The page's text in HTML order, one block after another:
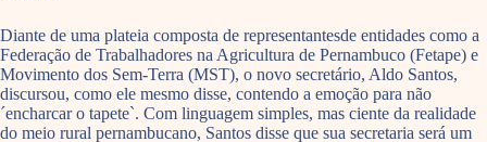
Diante de uma plateia composta de representantesde entidades como a
Federação de Trabalhadores na Agricultura de Pernambuco (Fetape) e
Movimento dos Sem-Terra (MST), o novo secretário, Aldo Santos,
discursou, como ele mesmo disse, contendo a emoção para não
´encharcar o tapete`. Com linguagem simples, mas ciente da realidade
do meio rural pernambucano, Santos disse que sua secretaria será um